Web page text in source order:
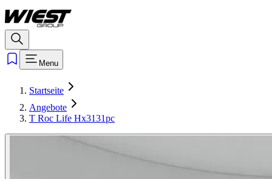
Menu
Startseite
Angebote
T Roc Life Hx3131pc